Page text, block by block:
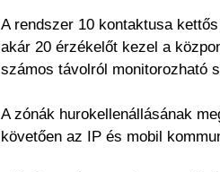
A rendszer 10 kontaktusa
akár 20 érzékelőt kezel a
számos távolról monitorozható
A zónák hurokellenállásának
követően az IP és mobil